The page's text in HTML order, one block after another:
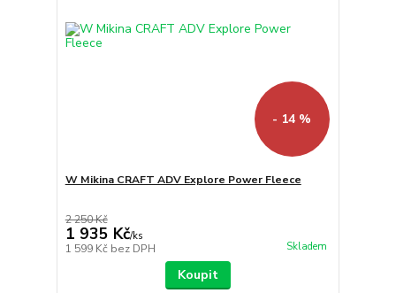
- 14 %
W Mikina CRAFT ADV Explore Power Fleece
2 250 Kč
1 935 Kč/ks
1 599 Kč bez DPH Skladem
Koupit